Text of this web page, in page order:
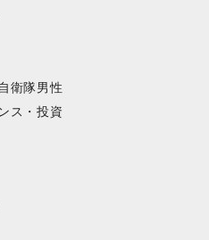
衛隊男性
ス・投資